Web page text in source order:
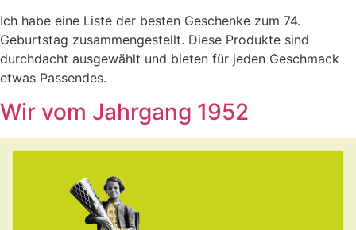
Ich habe eine Liste der besten Geschenke zum 74.
Geburtstag zusammengestellt. Diese Produkte sind
durchdacht ausgewählt und bieten für jeden Geschmack
etwas Passendes.
Wir vom Jahrgang 1952